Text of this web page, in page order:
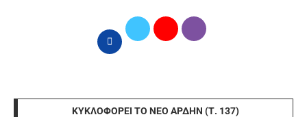
ΚΥΚΛΟΦΟΡΕΊ ΤΟ ΝΈΟ ΆΡΔΗΝ (Τ. 137)